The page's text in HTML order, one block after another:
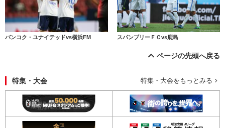
バンコク・ユナイテッドvs横浜FM スパンブリーＦＣvs鹿島
ページの先頭へ戻る
特集・大会 特集・大会をもっとみる